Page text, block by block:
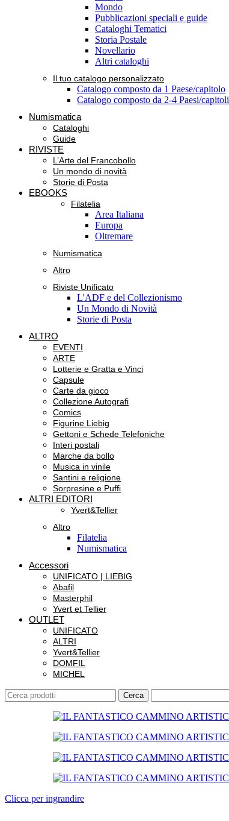
Mondo
Pubblicazioni speciali e guide
Cataloghi Tematici
Storia Postale
Novellario
Altri cataloghi
Il tuo catalogo personalizzato
Catalogo composto da 1 Paese/capitolo
Catalogo composto da 2-4 Paesi/capitoli
Numismatica
Cataloghi
Guide
RIVISTE
L’Arte del Francobollo
Un mondo di novità
Storie di Posta
EBOOKS
Filatelia
Area Italiana
Europa
Oltremare
Numismatica
Altro
Riviste Unificato
L'ADF e del Collezionismo
Un Mondo di Novità
Storie di Posta
ALTRO
EVENTI
ARTE
Lotterie e Gratta e Vinci
Capsule
Carte da gioco
Collezione Autografi
Comics
Figurine Liebig
Gettoni e Schede Telefoniche
Interi postali
Marche da bollo
Musica in vinile
Santini e religione
Sorpresine e Puffi
ALTRI EDITORI
Yvert&Tellier
Altro
Filatelia
Numismatica
Accessori
UNIFICATO | LIEBIG
Abafil
Masterphil
Yvert et Tellier
OUTLET
UNIFICATO
ALTRI
Yvert&Tellier
DOMFIL
MICHEL
Cerca
Clicca per ingrandire